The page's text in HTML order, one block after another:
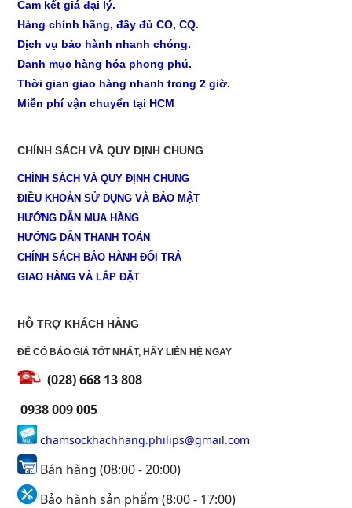
Cam kết giá đại lý.
Hàng chính hãng, đầy đủ CO, CQ.
Dịch vụ bảo hành nhanh chóng.
Danh mục hàng hóa phong phú.
Thời gian giao hàng nhanh trong 2 giờ.
Miễn phí vận chuyển tại HCM
CHÍNH SÁCH VÀ QUY ĐỊNH CHUNG
CHÍNH SÁCH VÀ QUY ĐỊNH CHUNG
ĐIỀU KHOẢN SỬ DỤNG VÀ BẢO MẬT
HƯỚNG DẪN MUA HÀNG
HƯỚNG DẪN THANH TOÁN
CHÍNH SÁCH BẢO HÀNH ĐỔI TRẢ
GIAO HÀNG VÀ LẮP ĐẶT
HỖ TRỢ KHÁCH HÀNG
ĐỂ CÓ BÁO GIÁ TỐT NHẤT, HÃY LIÊN HỆ NGAY
(028) 668 13 808
0938 009 005
chamsockhachhang.philips@gmail.com
Bán hàng (08:00 - 20:00)
Bảo hành sản phẩm (8:00 - 17:00)